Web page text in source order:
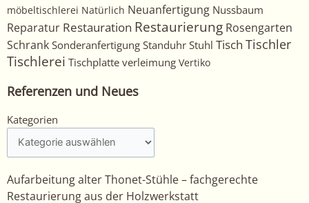
möbeltischlerei Natürlich Neuanfertigung Nussbaum
Reparatur Restauration Restaurierung Rosengarten
Schrank Sonderanfertigung Standuhr Stuhl Tisch Tischler
Tischlerei Tischplatte verleimung Vertiko
Referenzen und Neues
Kategorien
Kategorien
Aufarbeitung alter Thonet-Stühle – fachgerechte
Restaurierung aus der Holzwerkstatt